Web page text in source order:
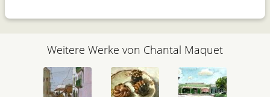
Weitere Werke von Chantal Maquet